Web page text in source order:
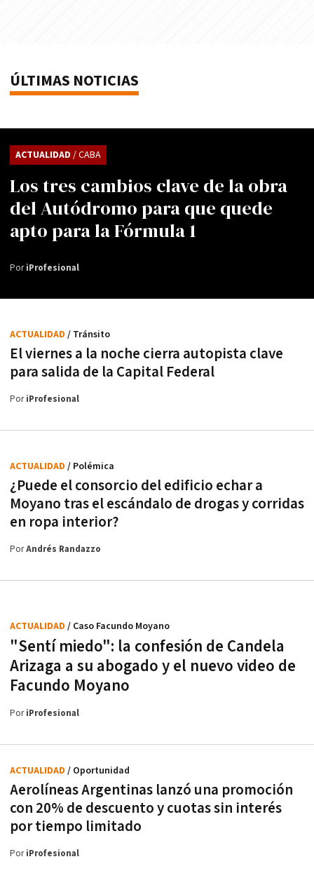
ÚLTIMAS NOTICIAS
Los tres cambios clave de la obra
del Autódromo para que quede
apto para la Fórmula 1
ACTUALIDAD / CABA
PoriProfesional
El viernes a la noche cierra autopista clave
para salida de la Capital Federal
ACTUALIDAD / Tránsito
PoriProfesional
¿Puede el consorcio del edificio echar a
Moyano tras el escándalo de drogas y corridas
en ropa interior?
ACTUALIDAD / Polémica
PorAndrés Randazzo
"Sentí miedo": la confesión de Candela
Arizaga a su abogado y el nuevo video de
Facundo Moyano
ACTUALIDAD / Caso Facundo Moyano
PoriProfesional
Aerolíneas Argentinas lanzó una promoción
con 20% de descuento y cuotas sin interés
por tiempo limitado
ACTUALIDAD / Oportunidad
PoriProfesional